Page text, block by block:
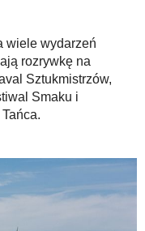
wiele wydarzeń
rozrywkę na
Sztukmistrzów,
Smaku i